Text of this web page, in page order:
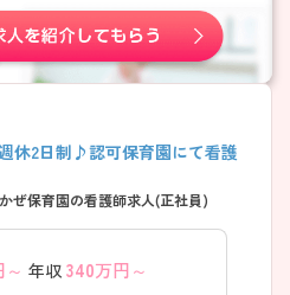
休2日制♪認可保育園にて看護
ぜ保育園の看護師求人(正社員)
年収 340万円～